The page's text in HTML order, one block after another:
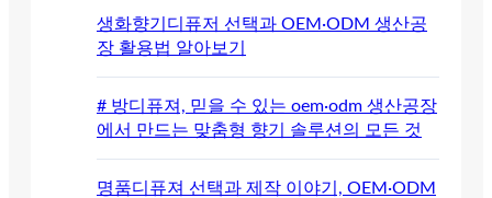
생화향기디퓨저 선택과 OEM·ODM 생산공
장 활용법 알아보기
# 방디퓨져, 믿을 수 있는 oem·odm 생산공장
에서 만드는 맞춤형 향기 솔루션의 모든 것
명품디퓨져 선택과 제작 이야기, OEM·ODM